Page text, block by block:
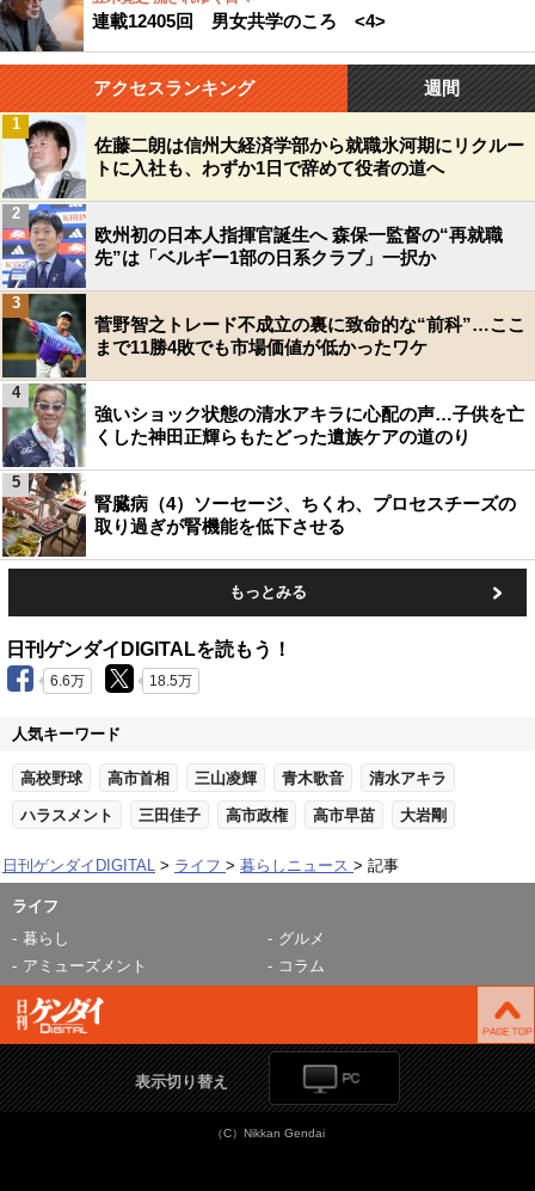
連載12405回 男女共学のころ <4>
アクセスランキング 週間
佐藤二朗は信州大経済学部から就職氷河期にリクルー
トに入社も、わずか1日で辞めて役者の道へ
1
欧州初の日本人指揮官誕生へ 森保一監督の“再就職
先”は「ベルギー1部の日系クラブ」一択か
2
菅野智之トレード不成立の裏に致命的な“前科”…ここ
まで11勝4敗でも市場価値が低かったワケ
3
強いショック状態の清水アキラに心配の声…子供を亡
くした神田正輝らもたどった遺族ケアの道のり
4
腎臓病（4）ソーセージ、ちくわ、プロセスチーズの
取り過ぎが腎機能を低下させる
5
もっとみる
日刊ゲンダイDIGITALを読もう！
6.6万 18.5万
人気キーワード
高校野球 高市首相 三山凌輝 青木歌音 清水アキラ
ハラスメント 三田佳子 高市政権 高市早苗 大岩剛
日刊ゲンダイDIGITAL ライフ 暮らしニュース 記事
ライフ
暮らし
グルメ
アミューズメント
コラム
表示切り替え
（C）Nikkan Gendai